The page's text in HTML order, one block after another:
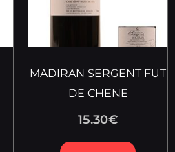
MADIRAN SERGENT FUT
DE CHENE
15.30€